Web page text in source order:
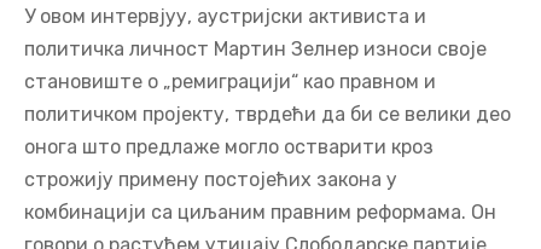
У овом интервјуу, аустријски активиста и
политичка личност Мартин Зелнер износи своје
становиште о „ремиграцији“ као правном и
политичком пројекту, тврдећи да би се велики део
онога што предлаже могло остварити кроз
строжију примену постојећих закона у
комбинацији са циљаним правним реформама. Он
говори о растућем утицају Слободарске партије